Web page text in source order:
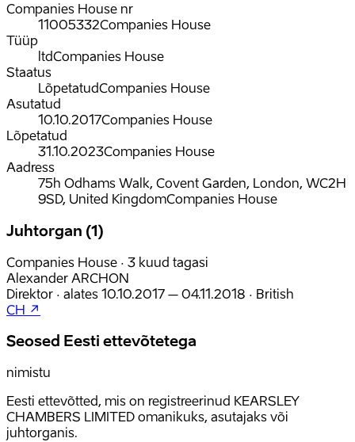
Companies House nr
11005332Companies House
Tüüp
ltdCompanies House
Staatus
LõpetatudCompanies House
Asutatud
10.10.2017Companies House
Lõpetatud
31.10.2023Companies House
Aadress
75h Odhams Walk, Covent Garden, London, WC2H
9SD, United KingdomCompanies House
Juhtorgan (1)
Companies House · 3 kuud tagasi
Alexander ARCHON
Direktor · alates 10.10.2017 – 04.11.2018 · British
CH ↗
Seosed Eesti ettevõtetega
nimistu
Eesti ettevõtted, mis on registreerinud KEARSLEY
CHAMBERS LIMITED omanikuks, asutajaks või
juhtorganis.